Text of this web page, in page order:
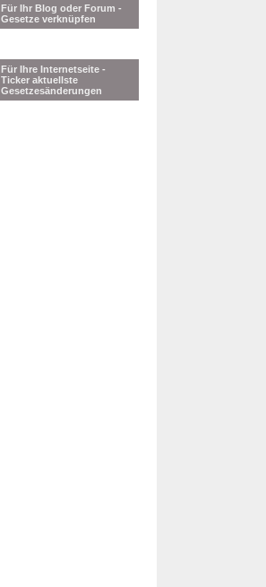
Für Ihr Blog oder Forum -
Gesetze verknüpfen
Für Ihre Internetseite -
Ticker aktuellste
Gesetzesänderungen